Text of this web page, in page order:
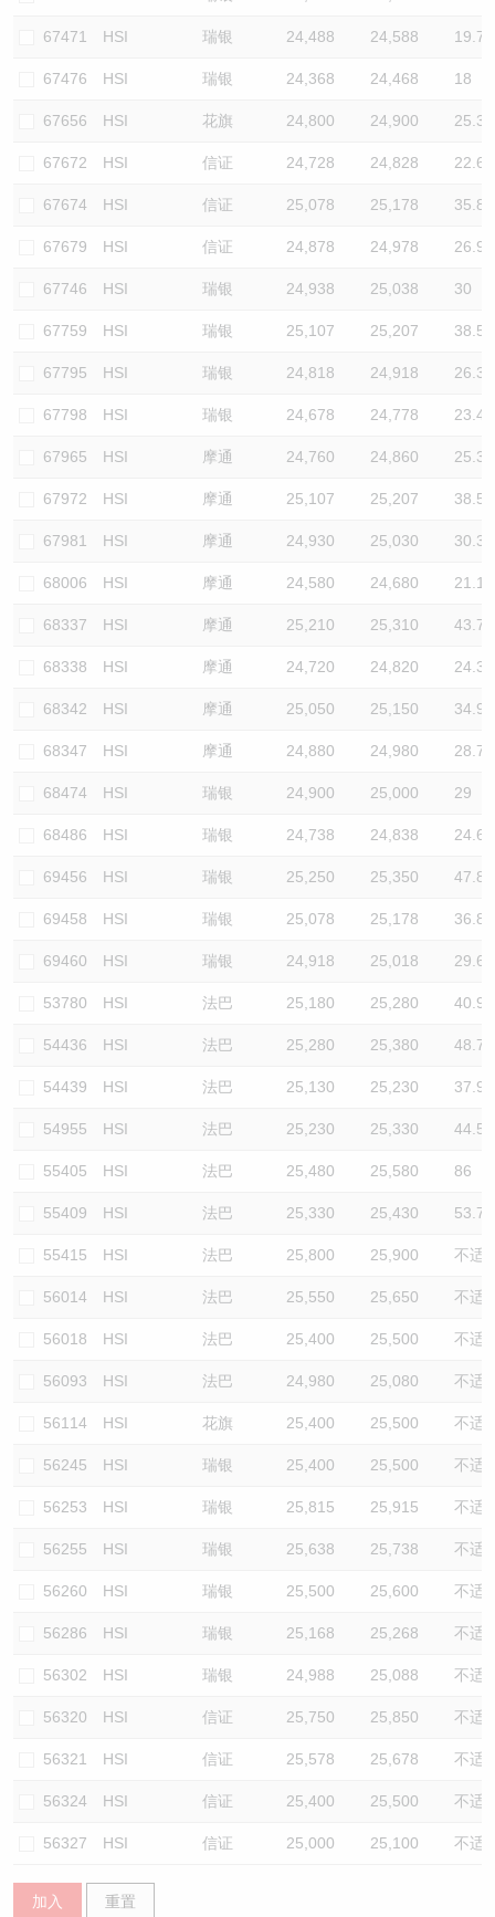
67471 HSI 瑞银 24,488 24,588 19.7
67476 HSI 瑞银 24,368 24,468 18
67656 HSI 花旗 24,800 24,900 25.3
67672 HSI 信证 24,728 24,828 22.6
67674 HSI 信证 25,078 25,178 35.8
67679 HSI 信证 24,878 24,978 26.9
67746 HSI 瑞银 24,938 25,038 30
67759 HSI 瑞银 25,107 25,207 38.5
67795 HSI 瑞银 24,818 24,918 26.3
67798 HSI 瑞银 24,678 24,778 23.4
67965 HSI 摩通 24,760 24,860 25.3
67972 HSI 摩通 25,107 25,207 38.5
67981 HSI 摩通 24,930 25,030 30.3
68006 HSI 摩通 24,580 24,680 21.1
68337 HSI 摩通 25,210 25,310 43.7
68338 HSI 摩通 24,720 24,820 24.3
68342 HSI 摩通 25,050 25,150 34.9
68347 HSI 摩通 24,880 24,980 28.7
68474 HSI 瑞银 24,900 25,000 29
68486 HSI 瑞银 24,738 24,838 24.6
69456 HSI 瑞银 25,250 25,350 47.8
69458 HSI 瑞银 25,078 25,178 36.8
69460 HSI 瑞银 24,918 25,018 29.6
53780 HSI 法巴 25,180 25,280 40.9
54436 HSI 法巴 25,280 25,380 48.7
54439 HSI 法巴 25,130 25,230 37.9
54955 HSI 法巴 25,230 25,330 44.5
55405 HSI 法巴 25,480 25,580 86
55409 HSI 法巴 25,330 25,430 53.7
55415 HSI 法巴 25,800 25,900 不适
56014 HSI 法巴 25,550 25,650 不适
56018 HSI 法巴 25,400 25,500 不适
56093 HSI 法巴 24,980 25,080 不适
56114 HSI 花旗 25,400 25,500 不适
56245 HSI 瑞银 25,400 25,500 不适
56253 HSI 瑞银 25,815 25,915 不适
56255 HSI 瑞银 25,638 25,738 不适
56260 HSI 瑞银 25,500 25,600 不适
56286 HSI 瑞银 25,168 25,268 不适
56302 HSI 瑞银 24,988 25,088 不适
56320 HSI 信证 25,750 25,850 不适
56321 HSI 信证 25,578 25,678 不适
56324 HSI 信证 25,400 25,500 不适
56327 HSI 信证 25,000 25,100 不适
加入 重置